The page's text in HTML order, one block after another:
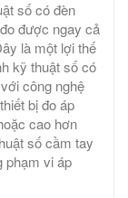
số có đèn
được ngay cả
là một lợi thế
kỹ thuật số có
công nghệ
bị đo áp
cao hơn
số cầm tay
phạm vi áp